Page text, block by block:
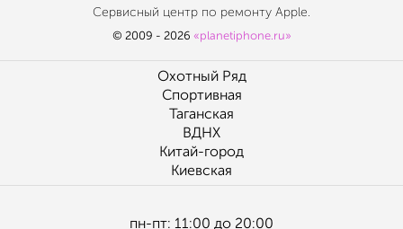
Сервисный центр по ремонту Apple.
© 2009 - 2026 «planetiphone.ru»
Охотный Ряд
Спортивная
Таганская
ВДНХ
Китай-город
Киевская
пн-пт: 11:00 до 20:00